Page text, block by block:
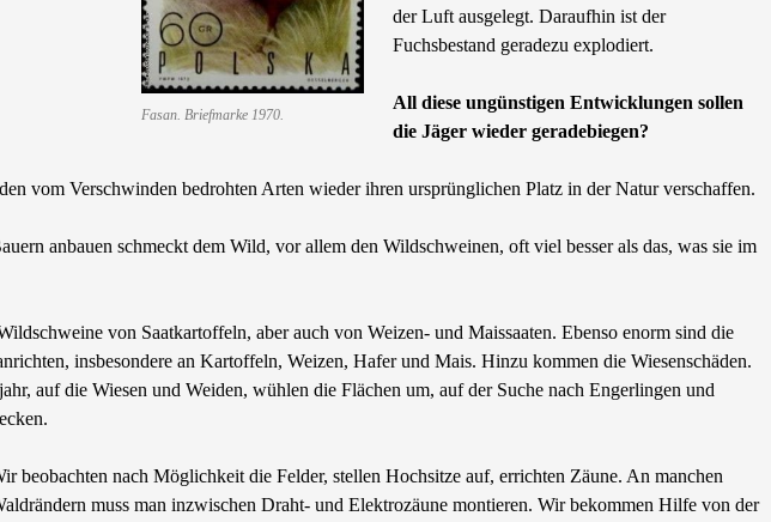
Fasan. Briefmarke 1970.
der Luft ausgelegt. Daraufhin ist der
Fuchsbestand geradezu explodiert.
All diese ungünstigen Entwicklungen sollen
die Jäger wieder geradebiegen?
vom Verschwinden bedrohten Arten wieder ihren ursprünglichen Platz in der Natur verschaffen.
anbauen schmeckt dem Wild, vor allem den Wildschweinen, oft viel besser als das, was sie im
von Saatkartoffeln, aber auch von Weizen- und Maissaaten. Ebenso enorm sind die
insbesondere an Kartoffeln, Weizen, Hafer und Mais. Hinzu kommen die Wiesenschäden.
auf die Wiesen und Weiden, wühlen die Flächen um, auf der Suche nach Engerlingen und
beobachten nach Möglichkeit die Felder, stellen Hochsitze auf, errichten Zäune. An manchen
muss man inzwischen Draht- und Elektrozäune montieren. Wir bekommen Hilfe von der